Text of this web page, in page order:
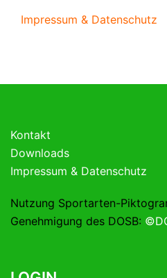
Impressum & Datenschutz
Kontakt
Downloads
Impressum & Datenschutz
Nutzung Sportarten-
Genehmigung des DOSB: